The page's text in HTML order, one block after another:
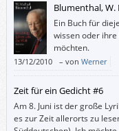
Blumenthal, W.
Ein Buch für
wissen oder
möchten.
13/12/2010 – von Werner
Zeit für ein Gedicht #6
Am 8. Juni ist der große
es zur Zeit allerorts zu